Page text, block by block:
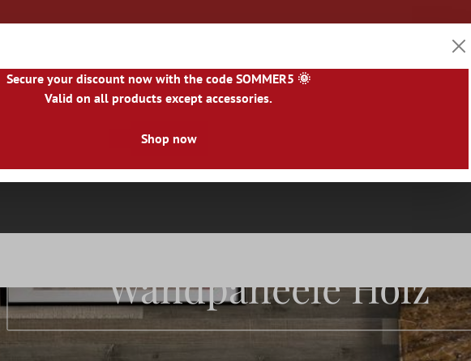
Wandpaneele Holz
Secure your discount now with the code SOMMER5 🌞
Valid on all products except accessories.
Shop now